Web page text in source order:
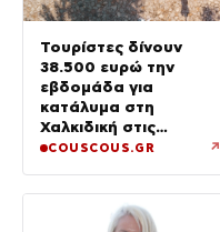
Τουρίστες δίνουν
38.500 ευρώ την
εβδομάδα για
κατάλυμα στη
Χαλκιδική στις
διακοπές χλιδής στην
COUSCOUS.GR ↗